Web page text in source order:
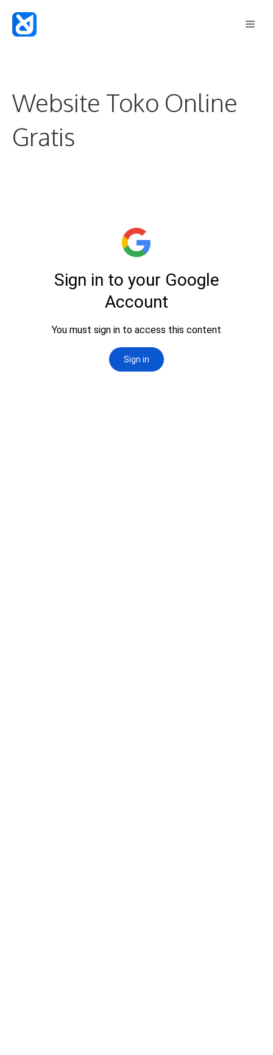
Website Toko Online
Gratis